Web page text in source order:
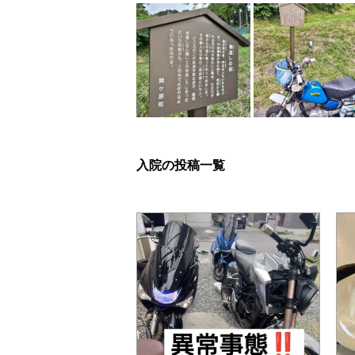
入院の投稿一覧